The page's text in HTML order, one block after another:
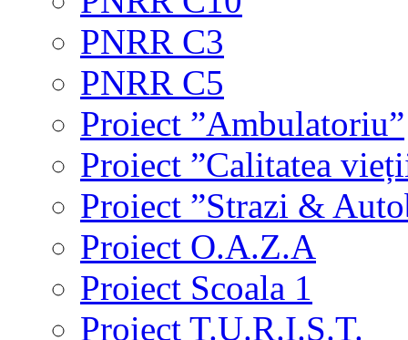
PNRR C3
PNRR C5
Proiect ”Ambulatoriu”
Proiect ”Calitatea
Proiect ”Strazi &
Proiect O.A.Z.A
Proiect Scoala 1
Proiect T.U.R.I.S.T.